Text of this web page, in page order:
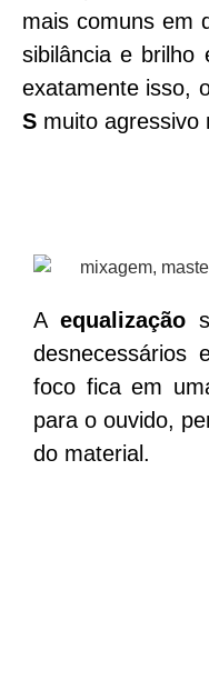
mais comuns em
sibilância e brilho
exatamente isso,
S muito agressivo
A equalização
desnecessários
foco fica em
para o ouvido,
do material.